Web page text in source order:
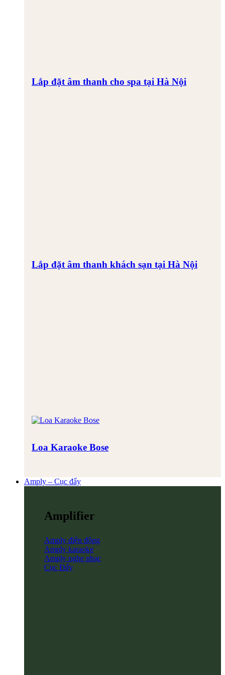
Lắp đặt âm thanh cho spa tại Hà Nội
Lắp đặt âm thanh khách sạn tại Hà Nội
Loa Karaoke Bose
Amply – Cục đẩy
Amplifier
Amply điện động
Amply karaoke
Amply nghe nhạc
Cục Đẩy